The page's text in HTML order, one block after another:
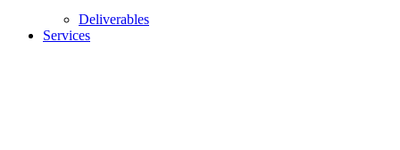
Deliverables
Services